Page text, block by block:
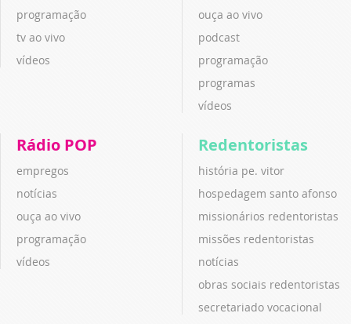
programação
tv ao vivo
vídeos
ouça ao vivo
podcast
programação
programas
vídeos
Rádio POP
empregos
notícias
ouça ao vivo
programação
vídeos
Redentoristas
história pe. vitor
hospedagem santo afonso
missionários redentoristas
missões redentoristas
notícias
obras sociais redentoristas
secretariado vocacional